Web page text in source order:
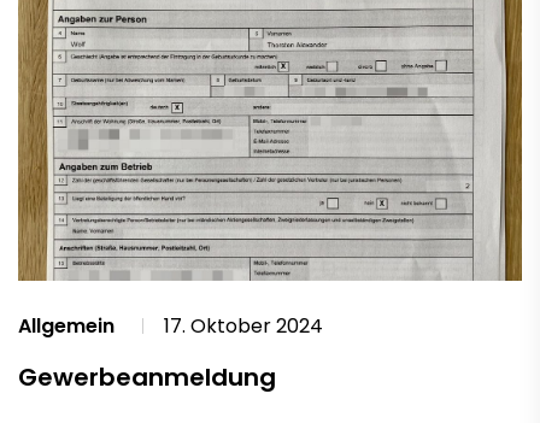
Allgemein 17. Oktober 2024
Gewerbeanmeldung